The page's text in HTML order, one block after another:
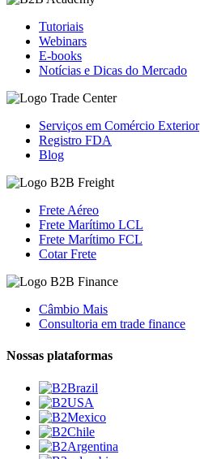
Tutoriais
Webinars
E-books
Notícias e Dicas do Mercado
Serviços em Comércio Exterior
Registro FDA
Blog
Frete Aéreo
Frete Marítimo LCL
Frete Marítimo FCL
Cotar Frete
Câmbio Mais
Consultoria em trade finance
Nossas plataformas